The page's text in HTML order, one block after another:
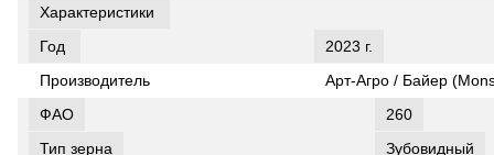
Характеристики
Год
2023 г.
Производитель
Арт-Агро / Байер
ФАО
260
Тип зерна
Зубовидный